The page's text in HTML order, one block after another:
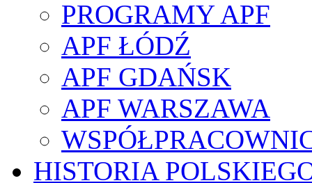
PROGRAMY APF
APF ŁÓDŹ
APF GDAŃSK
APF WARSZAWA
HISTORIA